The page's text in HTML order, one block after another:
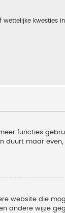
kwesties
functies
duurt maar even,
website die
andere wijze